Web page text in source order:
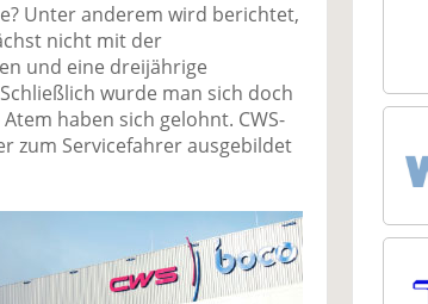
Unter anderem wird berichtet,
nicht mit der
und eine dreijährige
wurde man sich doch
haben sich gelohnt. CWS-
zum Servicefahrer ausgebildet